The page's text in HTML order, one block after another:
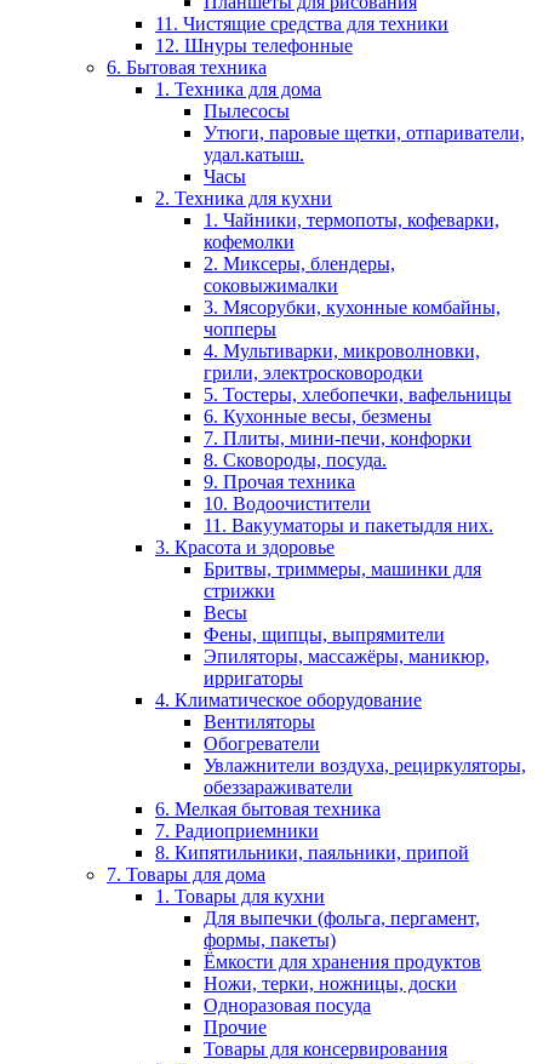
11. Чистящие средства для техники
12. Шнуры телефонные
6. Бытовая техника
1. Техника для дома
Пылесосы
Утюги, паровые щетки, отпариватели,
удал.катыш.
Часы
2. Техника для кухни
1. Чайники, термопоты, кофеварки,
кофемолки
2. Миксеры, блендеры,
соковыжималки
3. Мясорубки, кухонные комбайны,
чопперы
4. Мультиварки, микроволновки,
грили, электросковородки
5. Тостеры, хлебопечки, вафельницы
6. Кухонные весы, безмены
7. Плиты, мини-печи, конфорки
8. Сковороды, посуда.
9. Прочая техника
10. Водоочистители
11. Вакууматоры и пакетыдля них.
3. Красота и здоровье
Бритвы, триммеры, машинки для
стрижки
Весы
Фены, щипцы, выпрямители
Эпиляторы, массажёры, маникюр,
ирригаторы
4. Климатическое оборудование
Вентиляторы
Обогреватели
Увлажнители воздуха, рециркуляторы,
обеззараживатели
6. Мелкая бытовая техника
7. Радиоприемники
8. Кипятильники, паяльники, припой
7. Товары для дома
1. Товары для кухни
Для выпечки (фольга, пергамент,
формы, пакеты)
Ёмкости для хранения продуктов
Ножи, терки, ножницы, доски
Одноразовая посуда
Прочие
Товары для консервирования